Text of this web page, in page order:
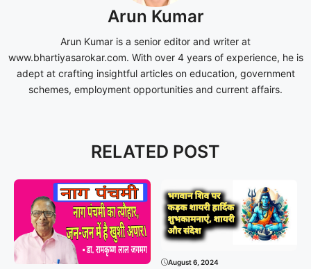
Arun Kumar
Arun Kumar is a senior editor and writer at
www.bhartiyasarokar.com. With over 4 years of experience, he is
adept at crafting insightful articles on education, government
schemes, employment opportunities and current affairs.
RELATED POST
August 6, 2024